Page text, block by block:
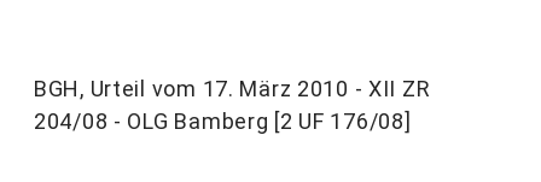
BGH, Urteil vom 17. März 2010 - XII ZR
204/08 - OLG Bamberg [2 UF 176/08]